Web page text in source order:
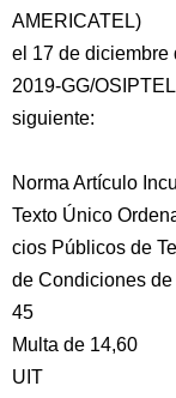
AMERICATEL)
el 17 de diciembre
2019-GG/
siguiente:
Norma Artículo
Texto Único
cios Públicos de
de Condiciones de
45
Multa de 14,60
UIT